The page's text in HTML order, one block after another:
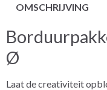
OMSCHRIJVING
Ø
Laat de creativiteit